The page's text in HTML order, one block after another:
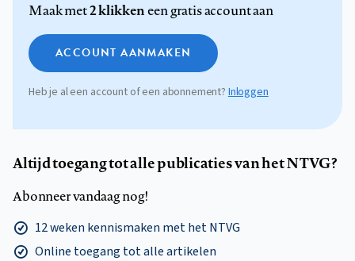
Maak met2 klikkeneen gratis account aan
ACCOUNT AANMAKEN
Heb je al een account of een abonnement? Inloggen
Altijd toegang tot alle publicaties van het NTVG?
Abonneer vandaag nog!
12 weken kennismaken met het NTVG
Online toegang tot alle artikelen